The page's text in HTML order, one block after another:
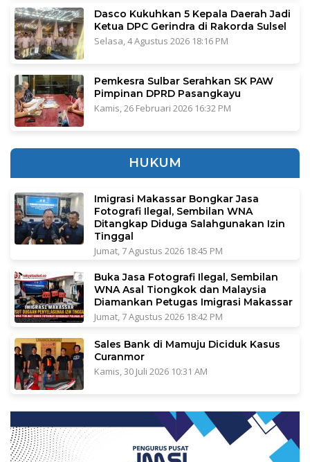
Dasco Kukuhkan 5 Kepala Daerah Jadi
Ketua DPC Gerindra di Rakorda Sulsel
Selasa, 4 Agustus 2026 18:16 PM
Pemkesra Sulbar Serahkan SK PAW
Pimpinan DPRD Pasangkayu
Kamis, 26 Februari 2026 16:32 PM
HUKUM
Imigrasi Makassar Bongkar Jasa
Fotografi Ilegal, Sembilan WNA
Ditangkap Diduga Salahgunakan Izin
Tinggal
Jumat, 7 Agustus 2026 18:45 PM
Buka Jasa Fotografi Ilegal, Sembilan
WNA Asal Tiongkok dan Malaysia
Diamankan Petugas Imigrasi Makassar
Jumat, 7 Agustus 2026 18:42 PM
Sales Bank di Mamuju Diciduk Kasus
Curanmor
Kamis, 30 Juli 2026 10:31 AM